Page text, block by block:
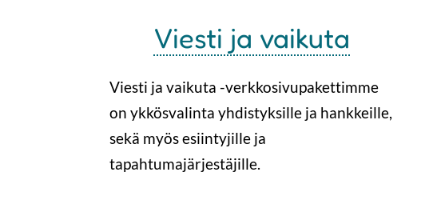
Viesti ja vaikuta
Viesti ja vaikuta -verkkosivupakettimme
on ykkösvalinta yhdistyksille ja hankkeille,
sekä myös esiintyjille ja
tapahtumajärjestäjille.